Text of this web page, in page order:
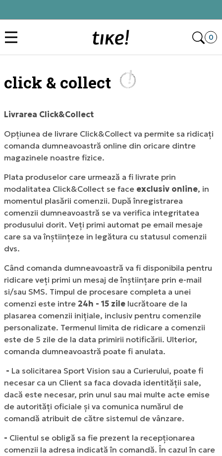
0
click & collect
Livrarea Click&Collect
Opțiunea de livrare Click&Collect va permite sa ridicați
comanda dumneavoastră online din oricare dintre
magazinele noastre fizice.
Plata produselor care urmează a fi livrate prin
modalitatea Click&Collect se face exclusiv online, in
momentul plasării comenzii. După înregistrarea
comenzii dumneavoastră se va verifica integritatea
produsului dorit. Veți primi automat pe email mesaje
care sa va înștiințeze in legătura cu statusul comenzii
dvs.
Când comanda dumneavoastră va fi disponibila pentru
ridicare veți primi un mesaj de înștiințare prin e-mail
si/sau SMS. Timpul de procesare completa a unei
comenzi este intre 24h - 15 zile lucrătoare de la
plasarea comenzii inițiale, inclusiv pentru comenzile
personalizate. Termenul limita de ridicare a comenzii
este de 5 zile de la data primirii notificării. Ulterior,
comanda dumneavoastră poate fi anulata.
- La solicitarea Sport Vision sau a Curierului, poate fi
necesar ca un Client sa faca dovada identității sale,
dacă este necesar, prin unul sau mai multe acte emise
de autorități oficiale și va comunica numărul de
comandă atribuit de către sistemul de vânzare.
- Clientul se obligă sa fie prezent la recepționarea
comenzii la adresa indicată în comandă. În cazul în care